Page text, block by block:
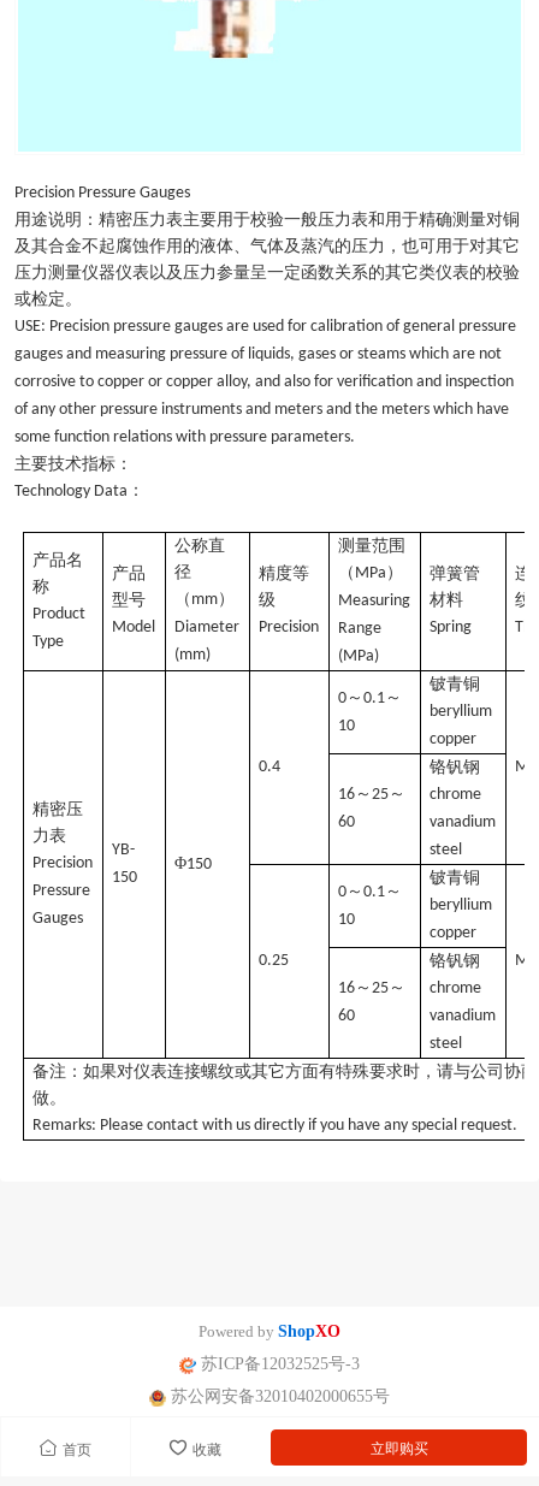
首页 收藏 立即购买
Precision Pressure Gauges
用途说明：精密压力表主要用于校验一般压力表和用于精确测量对铜
及其合金不起腐蚀作用的液体、气体及蒸汽的压力，也可用于对其它
压力测量仪器仪表以及压力参量呈一定函数关系的其它类仪表的校验
或检定。
USE: Precision pressure gauges are used for calibration of general pressure
gauges and measuring pressure of liquids, gases or steams which are not
corrosive to copper or copper alloy, and also for verification and inspection
of any other pressure instruments and meters and the meters which have
some function relations with pressure parameters.
主要技术指标：
Technology Data ：
产品名
称
Product
Type
产品
型号
Model
公称直
径
（ mm）
Diameter
(mm)
精度等
级
Precision
测量范围
（ MPa ）
Measuring
Range
(MPa)
弹簧管
材料
Spring
连
纹
精密压
力表
Precision
Pressure
Gauges
YB-
150
Φ150
0.4
0 ～0.1 ～
10
铍青铜
beryllium
copper
16 ～ 25 ～
60
铬钒钢
chrome
vanadium
steel
0.25
0 ～0.1 ～
10
铍青铜
beryllium
copper
16 ～ 25 ～
60
铬钒钢
chrome
vanadium
steel
备注：如果对仪表连接螺纹或其它方面有特殊要求时，请与公司协
做。
Remarks: Please contact with us directly if you have any special request.
Powered by ShopXO
苏ICP备12032525号-3
苏公网安备32010402000655号